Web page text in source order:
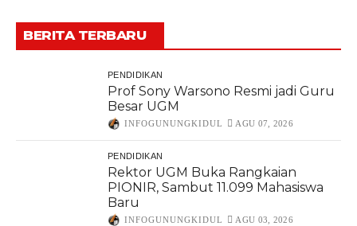
BERITA TERBARU
PENDIDIKAN
Prof Sony Warsono Resmi jadi Guru
Besar UGM
INFOGUNUNGKIDUL AGU 07, 2026
PENDIDIKAN
Rektor UGM Buka Rangkaian
PIONIR, Sambut 11.099 Mahasiswa
Baru
INFOGUNUNGKIDUL AGU 03, 2026